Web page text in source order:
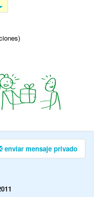
enviar mensaje privado